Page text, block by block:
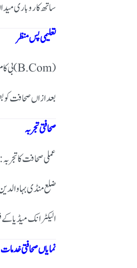
ساتھ کاروباری
تعلیمی پس منظر
بی کام (B.Com)
بعد ازاں صحافت کو
صحافتی تجربہ
عملی صحافت کا تجربہ:
ضلع منڈی
الیکٹرانک میڈیا
نمایاں صحافتی خدمات